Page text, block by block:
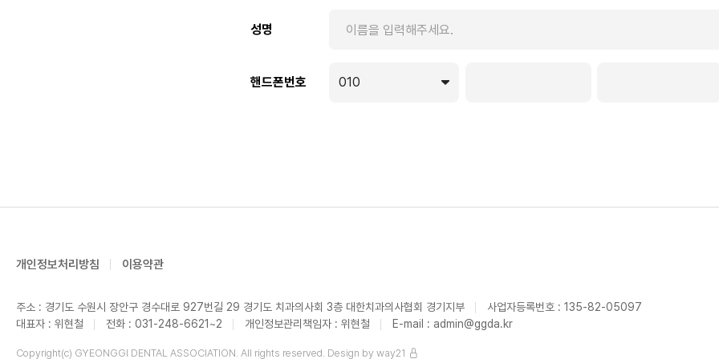
성명
핸드폰번호
개인정보처리방침 이용약관
주소 : 경기도 수원시 장안구 경수대로 927번길 29 경기도 치과의사회 3층 대한치과의사협회 경기지부
사업자등록번호 : 135-82-05097
대표자 : 위현철
전화 : 031-248-6621~2 개인정보관리책임자 : 위현철 E-mail : admin@ggda.kr
Copyright(c) GYEONGGI DENTAL ASSOCIATION. All rights reserved. Design by way21